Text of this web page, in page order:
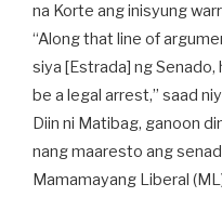
na Korte ang inisyung
“Along that line of
siya [Estrada] ng
be a legal arrest,” saad
Diin ni Matibag, ganoon
nang maaresto ang
Mamamayang Liberal